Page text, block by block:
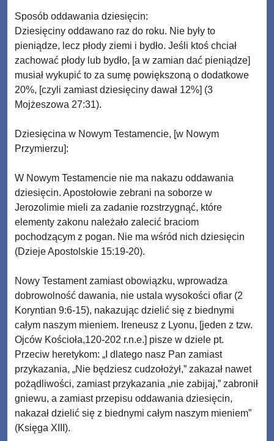
Sposób oddawania dziesięcin:
Dziesięciny oddawano raz do roku. Nie były to
pieniądze, lecz płody ziemi i bydło. Jeśli ktoś chciał
zachować płody lub bydło, [a w zamian dać pieniądze]
musiał wykupić to za sumę powiększoną o dodatkowe
20%, [czyli zamiast dziesięciny dawał 12%] (3
Mojżeszowa 27:31).
Dziesięcina w Nowym Testamencie, [w Nowym
Przymierzu]:
W Nowym Testamencie nie ma nakazu oddawania
dziesięcin. Apostołowie zebrani na soborze w
Jerozolimie mieli za zadanie rozstrzygnąć, które
elementy zakonu należało zalecić braciom
pochodzącym z pogan. Nie ma wśród nich dziesięcin
(Dzieje Apostolskie 15:19-20).
Nowy Testament zamiast obowiązku, wprowadza
dobrowolność dawania, nie ustala wysokości ofiar (2
Koryntian 9:6-15), nakazując dzielić się z biednymi
całym naszym mieniem. Ireneusz z Lyonu, [jeden z tzw.
Ojców Kościoła,120-202 r.n.e.] pisze w dziele pt.
Przeciw heretykom: „I dlatego nasz Pan zamiast
przykazania, „Nie będziesz cudzołożył,” zakazał nawet
pożądliwości, zamiast przykazania „nie zabijaj,” zabronił
gniewu, a zamiast przepisu oddawania dziesięcin,
nakazał dzielić się z biednymi całym naszym mieniem”
(Księga XIII).